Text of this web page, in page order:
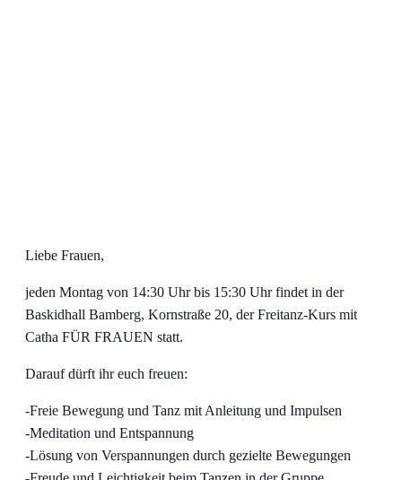
Liebe Frauen,
jeden Montag von 14:30 Uhr bis 15:30 Uhr findet in der
Baskidhall Bamberg, Kornstraße 20, der Freitanz-Kurs mit
Catha FÜR FRAUEN statt.
Darauf dürft ihr euch freuen:
-Freie Bewegung und Tanz mit Anleitung und Impulsen
-Meditation und Entspannung
-Lösung von Verspannungen durch gezielte Bewegungen